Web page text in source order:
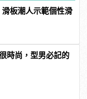
板潮人示範個性滑
時尚，型男必記的